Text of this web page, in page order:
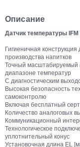
Описание
Датчик температуры IFM
Гигиеничная
производства напитков
Точный масштабируемый
диапазоне температур
С диагностическим
Высокая безопасность
самоконтролю
Включая бесплатный
Количество аналоговых
Коммуникационный
Технологическое
уплотнительный конус
Установочная длина EL